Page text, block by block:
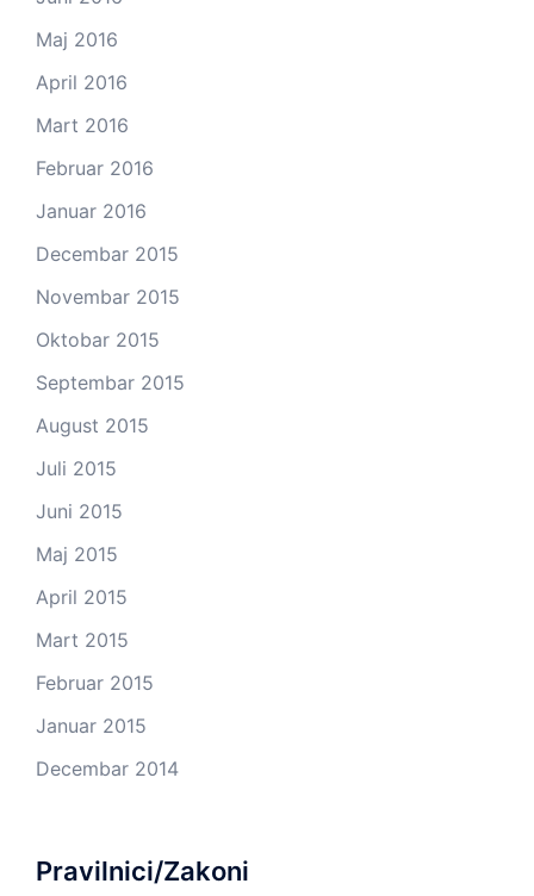
Maj 2016
April 2016
Mart 2016
Februar 2016
Januar 2016
Decembar 2015
Novembar 2015
Oktobar 2015
Septembar 2015
August 2015
Juli 2015
Juni 2015
Maj 2015
April 2015
Mart 2015
Februar 2015
Januar 2015
Decembar 2014
Pravilnici/Zakoni